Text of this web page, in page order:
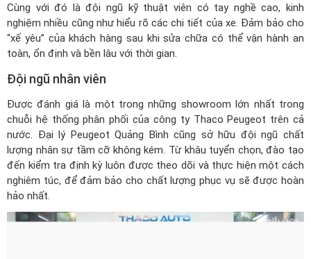
Cùng với đó là đội ngũ kỹ thuật viên có tay nghề cao, kinh
nghiệm nhiều cũng như hiểu rõ các chi tiết của xe. Đảm bảo cho
“xế yêu” của khách hàng sau khi sửa chữa có thể vận hành an
toàn, ổn định và bền lâu với thời gian.
Đội ngũ nhân viên
Được đánh giá là một trong những showroom lớn nhất trong
chuỗi hệ thống phân phối của công ty Thaco Peugeot trên cả
nước. Đại lý Peugeot Quảng Bình cũng sở hữu đội ngũ chất
lượng nhân sự tầm cỡ không kém. Từ khâu tuyển chọn, đào tạo
đến kiểm tra định kỳ luôn được theo dõi và thực hiện một cách
nghiêm túc, để đảm bảo cho chất lượng phục vụ sẽ được hoàn
hảo nhất.